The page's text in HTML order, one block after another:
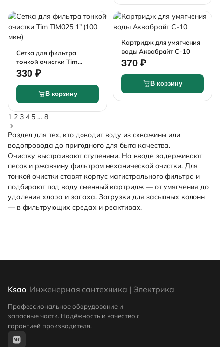
Сетка для фильтра
тонкой очистки Tim
TIM025 1" (100 мкм)
330 ₽
В корзину
Картридж для умягчения
воды Аквабрайт С-10
370 ₽
В корзину
1 2 3 4 5 … 8
Раздел для тех, кто доводит воду из скважины или
водопровода до пригодного для быта качества.
Очистку выстраивают ступенями. На вводе задерживают
песок и ржавчину фильтром механической очистки. Для
тонкой очистки ставят корпус магистрального фильтра и
подбирают под воду сменный картридж — от умягчения до
удаления хлора и запаха. Загрузки для засыпных колонн
— в фильтрующих средах и реактивах.
Ksao Инженерная сантехника | Электрика
Профессиональное оборудование и
запасные части. Надёжность и качество с
гарантией производителя.